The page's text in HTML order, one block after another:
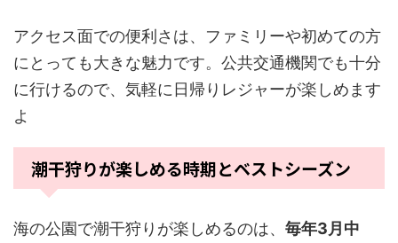
アクセス面での便利さは、ファミリーや初めての方
にとっても大きな魅力です。公共交通機関でも十分
に行けるので、気軽に日帰りレジャーが楽しめます
よ
潮干狩りが楽しめる時期とベストシーズン
海の公園で潮干狩りが楽しめるのは、 毎年3月中